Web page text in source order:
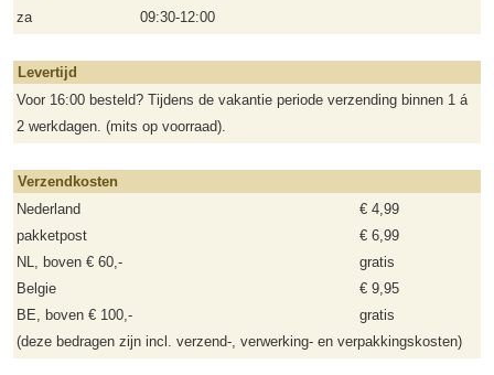
za
09:30-12:00
Levertijd
Voor 16:00 besteld? Tijdens de vakantie periode verzending binnen 1 á
2 werkdagen. (mits op voorraad).
Verzendkosten
Nederland
€ 4,99
pakketpost
€ 6,99
NL, boven € 60,-
gratis
Belgie
€ 9,95
BE, boven € 100,-
gratis
(deze bedragen zijn incl. verzend-, verwerking- en verpakkingskosten)